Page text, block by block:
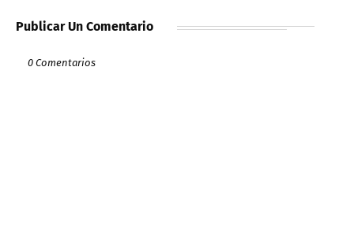
Publicar Un Comentario
0 Comentarios